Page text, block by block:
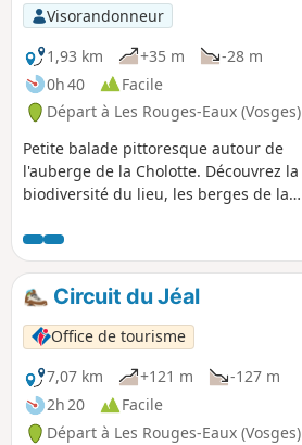
Visorandonneur
1,93 km
+35 m
-28 m
0h 40
Facile
Départ à Les Rouges-Eaux (Vosges)
Petite balade pittoresque autour de
l'auberge de la Cholotte. Découvrez la
biodiversité du lieu, les berges de la
Circuit du Jéal
Office de tourisme
7,07 km
+121 m
-127 m
2h 20
Facile
Départ à Les Rouges-Eaux (Vosges)